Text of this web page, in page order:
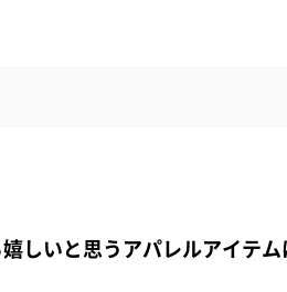
しいと思うアパレルアイテム